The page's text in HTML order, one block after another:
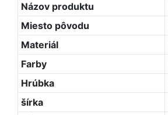
Názov produktu
Miesto pôvodu
Materiál
Farby
Hrúbka
šírka